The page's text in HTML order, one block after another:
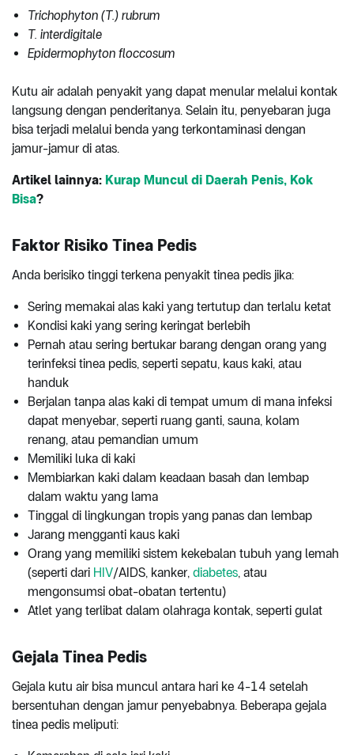
Trichophyton (T.) rubrum
T. interdigitale
Epidermophyton floccosum
Kutu air adalah penyakit yang dapat menular melalui kontak
langsung dengan penderitanya. Selain itu, penyebaran juga
bisa terjadi melalui benda yang terkontaminasi dengan
jamur-jamur di atas.
Artikel lainnya: Kurap Muncul di Daerah Penis, Kok
Bisa?
Faktor Risiko Tinea Pedis
Anda berisiko tinggi terkena penyakit tinea pedis jika:
Sering memakai alas kaki yang tertutup dan terlalu ketat
Kondisi kaki yang sering keringat berlebih
Pernah atau sering bertukar barang dengan orang yang
terinfeksi tinea pedis, seperti sepatu, kaus kaki, atau
handuk
Berjalan tanpa alas kaki di tempat umum di mana infeksi
dapat menyebar, seperti ruang ganti, sauna, kolam
renang, atau pemandian umum
Memiliki luka di kaki
Membiarkan kaki dalam keadaan basah dan lembap
dalam waktu yang lama
Tinggal di lingkungan tropis yang panas dan lembap
Jarang mengganti kaus kaki
Orang yang memiliki sistem kekebalan tubuh yang lemah
(seperti dari HIV/AIDS, kanker, diabetes, atau
mengonsumsi obat-obatan tertentu)
Atlet yang terlibat dalam olahraga kontak, seperti gulat
Gejala Tinea Pedis
Gejala kutu air bisa muncul antara hari ke 4-14 setelah
bersentuhan dengan jamur penyebabnya. Beberapa gejala
tinea pedis meliputi: